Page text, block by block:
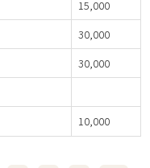
15,000
30,000
30,000
10,000